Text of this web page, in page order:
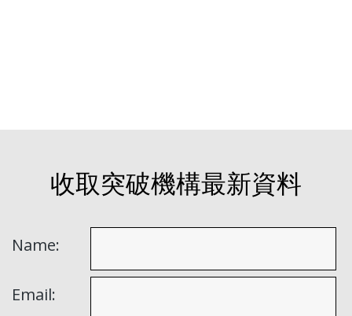
收取突破機構最新資料
Name:
Email: